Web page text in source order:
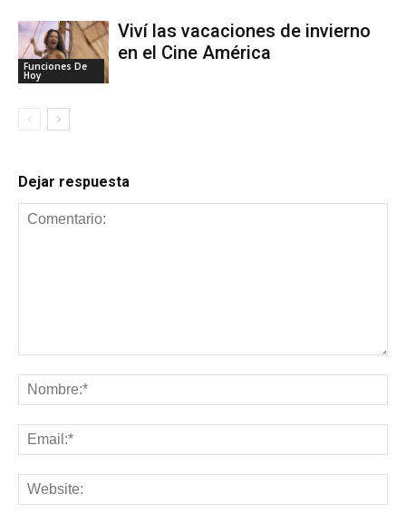
Funciones De
Hoy
Viví las vacaciones de invierno
en el Cine América
Dejar respuesta